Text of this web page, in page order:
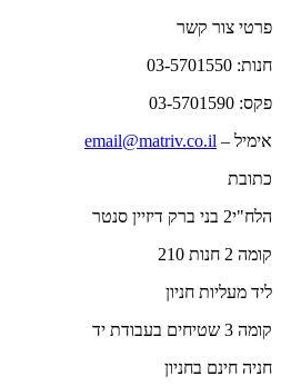
פרטי צור קשר
חנות: 03-5701550
פקס: 03-5701590
אימיל – email@matriv.co.il
כתובת
הלח"י2 בני ברק דיזיין סנטר
קומה 2 חנות 210
ליד מעליות חניון
קומה 3 שטיחים בעבודת יד
חניה חינם בחניון